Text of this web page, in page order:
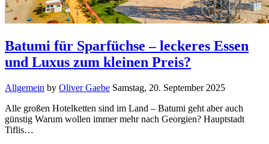
Batumi für Sparfüchse – leckeres Essen
und Luxus zum kleinen Preis?
Allgemein by Oliver Gaebe Samstag, 20. September 2025
Alle großen Hotelketten sind im Land – Batumi geht aber auch
günstig Warum wollen immer mehr nach Georgien? Hauptstadt
Tiflis…